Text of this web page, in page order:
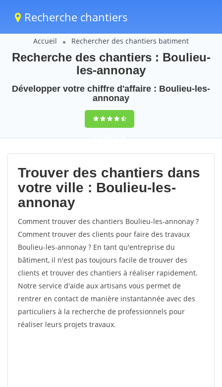
Recherche chantiers
Accueil Rechercher des chantiers batiment
Recherche des chantiers : Boulieu-
les-annonay
Développer votre chiffre d'affaire : Boulieu-les-
annonay
9,5(100%)50
votes
Trouver des chantiers dans
votre ville : Boulieu-les-
annonay
Comment trouver des chantiers Boulieu-les-annonay ?
Comment trouver des clients pour faire des travaux
Boulieu-les-annonay ? En tant qu'entreprise du
bâtiment, il n'est pas toujours facile de trouver des
clients et trouver des chantiers à réaliser rapidement.
Notre service d'aide aux artisans vous permet de
rentrer en contact de manière instantannée avec des
particuliers à la recherche de professionnels pour
réaliser leurs projets travaux.